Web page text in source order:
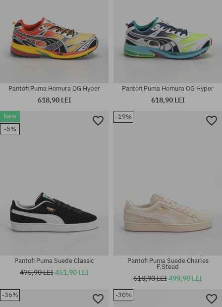
Mărimi existente:
36; 37; 37.5; 38.5; 39; 42; 42.5;
Mărimi existente:
Mărimi existente:
Pantofi Puma Homura OG Hyper
618,90 LEI
Mărimi existente:
Pantofi Puma Homura OG Hyper
618,90 LEI
New
-5%
Pantofi Puma Suede Classic
475,90 LEI451,90 LEI
-19%
Pantofi Puma Suede Charles
F.Stead
618,90 LEI499,90 LEI
-36% -30%